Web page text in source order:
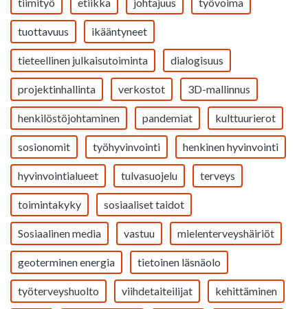
tuottavuus ikääntyneet
tieteellinen julkaisutoiminta dialogisuus
projektinhallinta verkostot 3D-mallinnus
henkilöstöjohtaminen pandemiat kulttuurierot
sosionomit työhyvinvointi henkinen hyvinvointi
hyvinvointialueet tulvasuojelu terveys
toimintakyky sosiaaliset taidot
Sosiaalinen media vastuu mielenterveyshäiriöt
geoterminen energia tietoinen läsnäolo
työterveyshuolto viihdetaiteilijat kehittäminen